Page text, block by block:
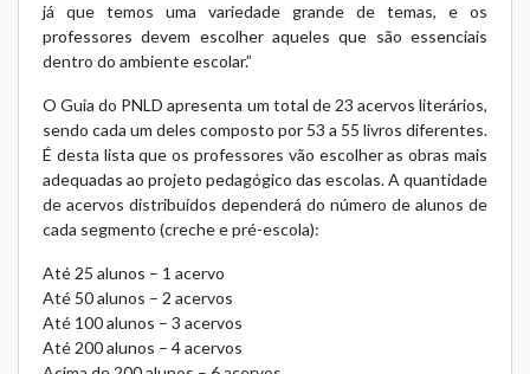
já que temos uma variedade grande de temas, e os
professores devem escolher aqueles que são essenciais
dentro do ambiente escolar.”
O Guia do PNLD apresenta um total de 23 acervos literários,
sendo cada um deles composto por 53 a 55 livros diferentes.
É desta lista que os professores vão escolher as obras mais
adequadas ao projeto pedagógico das escolas. A quantidade
de acervos distribuídos dependerá do número de alunos de
cada segmento (creche e pré-escola):
Até 25 alunos – 1 acervo
Até 50 alunos – 2 acervos
Até 100 alunos – 3 acervos
Até 200 alunos – 4 acervos